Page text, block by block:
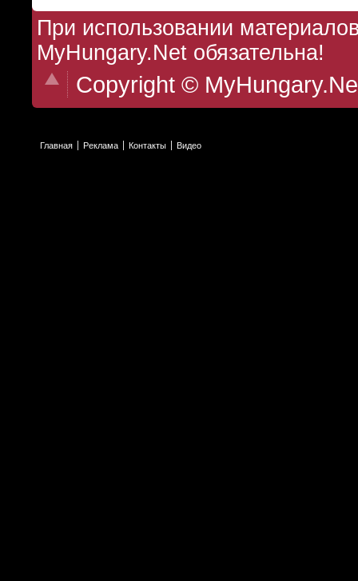
При использовании
MyHungary.Net обязательна!
Copyright ©
Главная Реклама Контакты Видео